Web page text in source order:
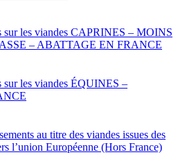
sur les viandes CAPRINES – MOINS
– ABATTAGE EN FRANCE
sur les viandes ÉQUINES –
au titre des viandes issues des
l’union Européenne (Hors France)